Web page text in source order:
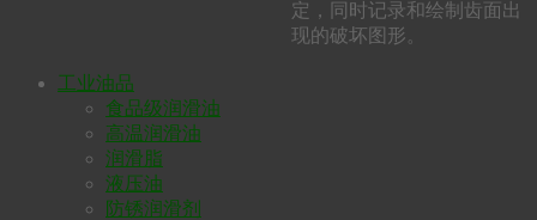
定，同时记录和绘制齿面出
现的破坏图形。
工业油品
食品级润滑油
高温润滑油
润滑脂
液压油
防锈润滑剂